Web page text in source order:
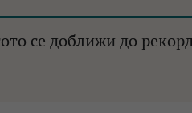
се доближи до